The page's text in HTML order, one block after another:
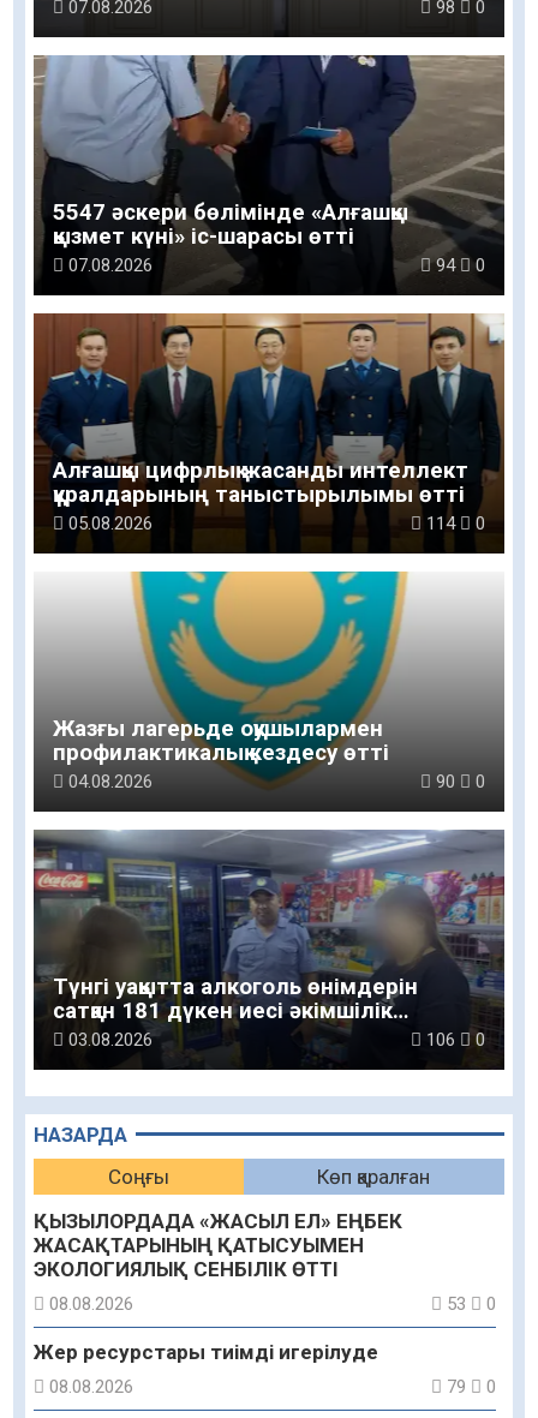
НАЗАРДА
Соңғы
Көп қаралған
ҚЫЗЫЛОРДАДА «ЖАСЫЛ ЕЛ» ЕҢБЕК
ЖАСАҚТАРЫНЫҢ ҚАТЫСУЫМЕН
ЭКОЛОГИЯЛЫҚ СЕНБІЛІК ӨТТІ
08.08.2026 53 0
Жер ресурстары тиімді игерілуде
08.08.2026 79 0
07.08.2026 98 0
5547 әскери бөлімінде «Алғашқы
қызмет күні» іс-шарасы өтті
07.08.2026 94 0
Алғашқы цифрлық жасанды интеллект
құралдарының таныстырылымы өтті
05.08.2026 114 0
Жазғы лагерьде оқушылармен
профилактикалық кездесу өтті
04.08.2026 90 0
Түнгі уақытта алкоголь өнімдерін
сатқан 181 дүкен иесі әкімшілік
жауапкершілікке тартылды
03.08.2026 106 0